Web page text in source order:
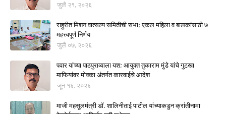
जुलै २१, २०२६
राहुरीत मिशन वात्सल्य समितीची सभा; एकल महिला व बालकांसाठी ७
महत्त्वपूर्ण निर्णय
जुलै ०७, २०२६
पवार यांच्या पाठपुराव्याला यश; आयुक्त तुकाराम मुंडे यांचे गुटखा
माफियांवर मोक्का अंतर्गत कारवाईचे आदेश
जून १६, २०२६
माजी महसूलमंत्री डॉ. शालिनीताई पाटील यांच्याकडुन क्रांतीनामा